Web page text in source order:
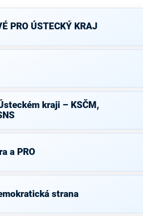
PRO ÚSTECKÝ KRAJ
kraji – KSČM,
a PRO
strana